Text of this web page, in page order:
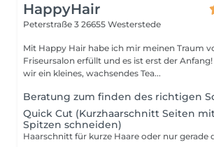
HappyHair
Peterstraße 3 26655 Westerstede
Mit Happy Hair habe ich mir meinen Traum
Friseursalon erfüllt und es ist erst der Anfang! Inzwischen sind
wir ein kleines, wachsendes Tea...
Beratung zum finden des richtigen
Quick Cut (Kurzhaarschnitt Seiten
Spitzen schneiden)